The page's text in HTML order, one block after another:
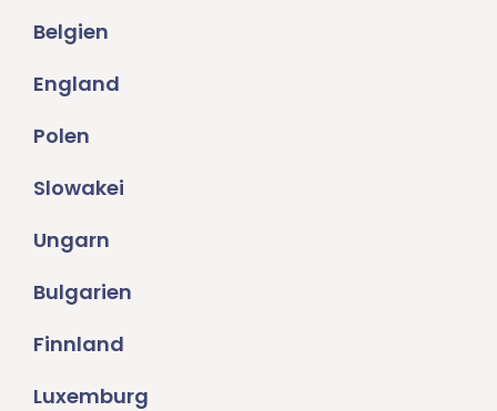
Belgien
England
Polen
Slowakei
Ungarn
Bulgarien
Finnland
Luxemburg